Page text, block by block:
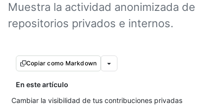
Muestra la actividad anonimizada de
repositorios privados e internos.
Copiar como Markdown
En este artículo
Cambiar la visibilidad de tus contribuciones privadas